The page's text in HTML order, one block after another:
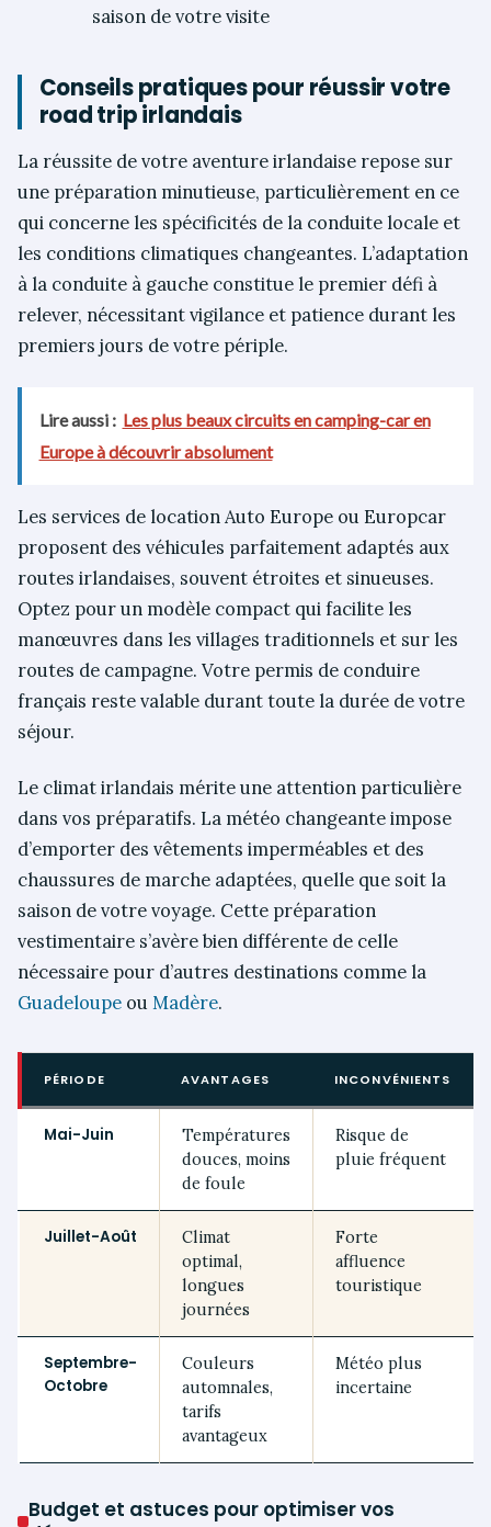
saison de votre visite
Conseils pratiques pour réussir votre
road trip irlandais
La réussite de votre aventure irlandaise repose sur
une préparation minutieuse, particulièrement en ce
qui concerne les spécificités de la conduite locale et
les conditions climatiques changeantes. L’adaptation
à la conduite à gauche constitue le premier défi à
relever, nécessitant vigilance et patience durant les
premiers jours de votre périple.
Lire aussi : Les plus beaux circuits en camping-car en
Europe à découvrir absolument
Les services de location Auto Europe ou Europcar
proposent des véhicules parfaitement adaptés aux
routes irlandaises, souvent étroites et sinueuses.
Optez pour un modèle compact qui facilite les
manœuvres dans les villages traditionnels et sur les
routes de campagne. Votre permis de conduire
français reste valable durant toute la durée de votre
séjour.
Le climat irlandais mérite une attention particulière
dans vos préparatifs. La météo changeante impose
d’emporter des vêtements imperméables et des
chaussures de marche adaptées, quelle que soit la
saison de votre voyage. Cette préparation
vestimentaire s’avère bien différente de celle
nécessaire pour d’autres destinations comme la
Guadeloupe ouMadère.
PÉRIODE AVANTAGES INCONVÉNIENTS
Mai-Juin
Températures
douces, moins
de foule
Risque de
pluie fréquent
Juillet-Août
Climat
optimal,
longues
journées
Forte
affluence
touristique
Septembre-
Octobre
Couleurs
automnales,
tarifs
avantageux
Météo plus
incertaine
Budget et astuces pour optimiser vos